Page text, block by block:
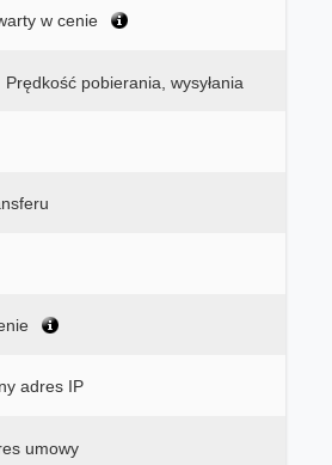
w cenie
Prędkość pobierania, wysyłania
adres IP
umowy